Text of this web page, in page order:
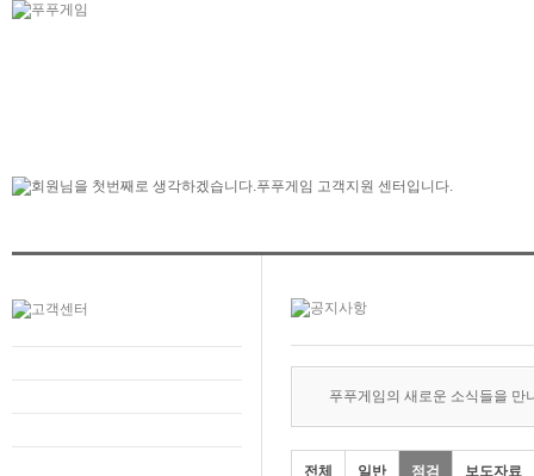
푸푸게임의 새로운 소식들을 만
전체 일반 점검 보도자료